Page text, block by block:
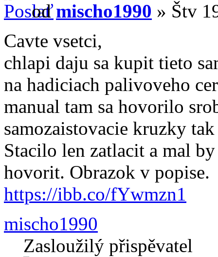
odmischo1990 » Štv
Cavte vsetci,
chlapi daju sa kupit tieto
na hadiciach palivoveho
manual tam sa hovorilo
samozaistovacie kruzky
Stacilo len zatlacit a mal
hovorit. Obrazok v popise.
https://ibb.co/fYwmzn1
mischo1990
Zasloužilý přispěvatel